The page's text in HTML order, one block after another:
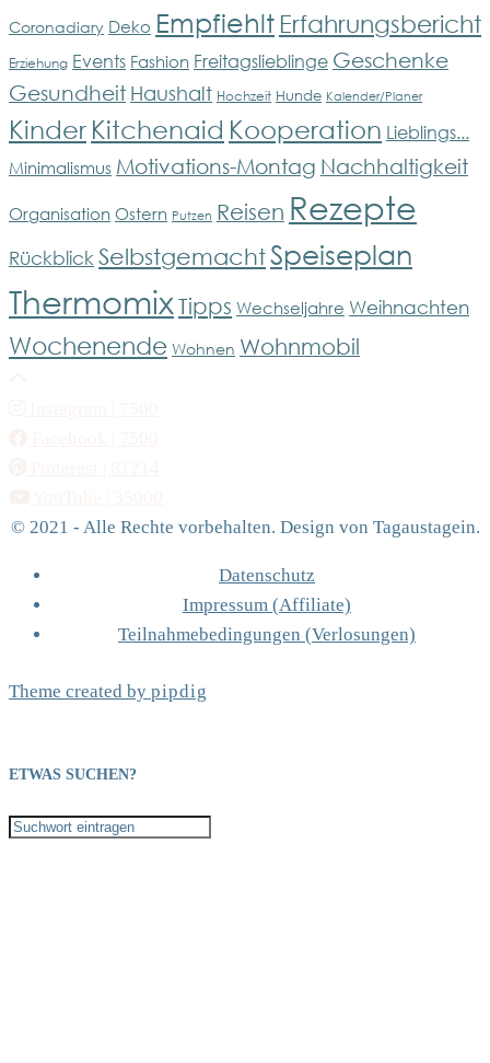
Coronadiary Deko Empfiehlt Erfahrungsbericht
Erziehung Events Fashion Freitagslieblinge Geschenke
Gesundheit Haushalt Hochzeit Hunde Kalender/Planer
Kinder Kitchenaid Kooperation Lieblings...
Minimalismus Motivations-Montag Nachhaltigkeit
Organisation Ostern Putzen Reisen Rezepte
Rückblick SelbstgemachtSpeiseplan
Thermomix Tipps Wechseljahre Weihnachten
Wochenende Wohnen Wohnmobil
© 2021 - Alle Rechte vorbehalten. Design von Tagaustagein.
Datenschutz
Impressum (Affiliate)
Teilnahmebedingungen (Verlosungen)
Theme created by pipdig
ETWAS SUCHEN?